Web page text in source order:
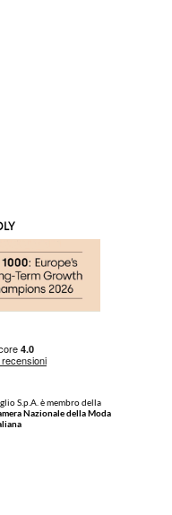
S.p.A. è membro della
Nazionale della Moda